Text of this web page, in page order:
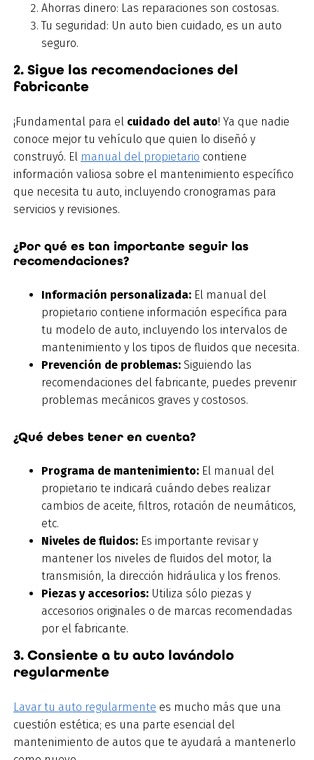
Ahorras dinero: Las reparaciones son costosas.
Tu seguridad: Un auto bien cuidado, es un auto
seguro.
2. Sigue las recomendaciones del
fabricante
¡Fundamental para el cuidado del auto! Ya que nadie
conoce mejor tu vehículo que quien lo diseñó y
construyó. El manual del propietario contiene
información valiosa sobre el mantenimiento específico
que necesita tu auto, incluyendo cronogramas para
servicios y revisiones.
¿Por qué es tan importante seguir las
recomendaciones?
Información personalizada: El manual del
propietario contiene información específica para
tu modelo de auto, incluyendo los intervalos de
mantenimiento y los tipos de fluidos que necesita.
Prevención de problemas: Siguiendo las
recomendaciones del fabricante, puedes prevenir
problemas mecánicos graves y costosos.
¿Qué debes tener en cuenta?
Programa de mantenimiento: El manual del
propietario te indicará cuándo debes realizar
cambios de aceite, filtros, rotación de neumáticos,
etc.
Niveles de fluidos: Es importante revisar y
mantener los niveles de fluidos del motor, la
transmisión, la dirección hidráulica y los frenos.
Piezas y accesorios: Utiliza sólo piezas y
accesorios originales o de marcas recomendadas
por el fabricante.
3. Consiente a tu auto lavándolo
regularmente
Lavar tu auto regularmente es mucho más que una
cuestión estética; es una parte esencial del
mantenimiento de autos que te ayudará a mantenerlo